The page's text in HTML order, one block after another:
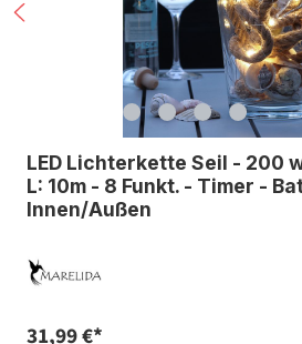
LED Lichterkette Seil - 200
L: 10m - 8 Funkt. - Timer -
Innen/Außen
31,99 €*